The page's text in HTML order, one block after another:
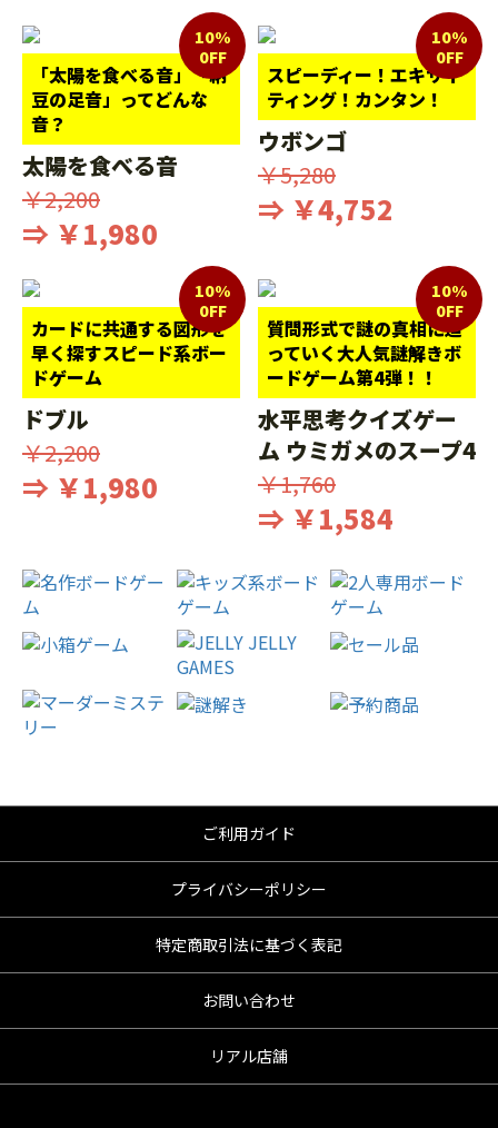
「太陽を食べる音」「納
豆の足音」ってどんな
音？
10%
0FF
太陽を食べる音
￥2,200
⇒ ￥1,980
スピーディー！エキサイ
ティング！カンタン！
10%
0FF
ウボンゴ
￥5,280
⇒ ￥4,752
カードに共通する図形を
早く探すスピード系ボー
ドゲーム
10%
0FF
ドブル
￥2,200
⇒ ￥1,980
質問形式で謎の真相に迫
っていく大人気謎解きボ
ードゲーム第4弾！！
10%
0FF
水平思考クイズゲー
ム ウミガメのスープ4
￥1,760
⇒ ￥1,584
ご利用ガイド
プライバシーポリシー
特定商取引法に基づく表記
お問い合わせ
リアル店舗